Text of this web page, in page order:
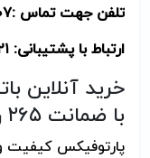
تلفن جهت تماس :
ارتباط با پشتیبانی:
با ضمانت ۲۶۵ روزه پارتوفیکس
پارتوفیکس کیفیت و